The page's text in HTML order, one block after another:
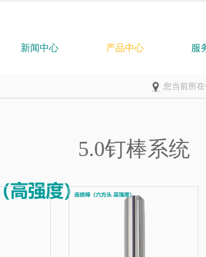
新闻中心 产品中心 服
您当前所
5.0钉棒系统